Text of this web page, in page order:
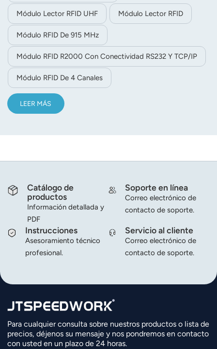
Módulo Lector RFID UHF Módulo Lector RFID
Módulo RFID De 915 MHz
Módulo RFID R2000 Con Conectividad RS232 Y TCP/IP
Módulo RFID De 4 Canales
LEER MÁS
Catálogo de
productos
Información detallada y
PDF
Soporte en línea
Correo electrónico de
contacto de soporte.
Instrucciones
Asesoramiento técnico
profesional.
Servicio al cliente
Correo electrónico de
contacto de soporte.
Para cualquier consulta sobre nuestros productos o lista de
precios, déjenos su mensaje y nos pondremos en contacto
con usted en un plazo de 24 horas.